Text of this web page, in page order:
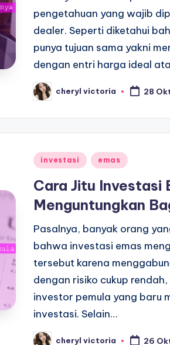
pengetahuan yang wajib
dealer. Seperti diketahui
punya tujuan sama yakni
dengan entri harga ideal
Posted
by
cheryl victoria 28
Posted
investasi emas
Cara Jitu Investasi
Menguntungkan
Pasalnya, banyak orang
bahwa investasi emas
tersebut karena
dengan risiko cukup
investor pemula yang baru
investasi. Selain…
cheryl victoria 26